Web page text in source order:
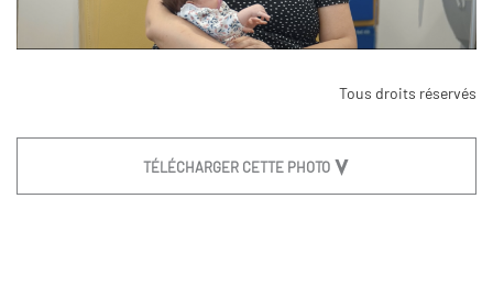
Tous droits réservés
TÉLÉCHARGER CETTE PHOTO